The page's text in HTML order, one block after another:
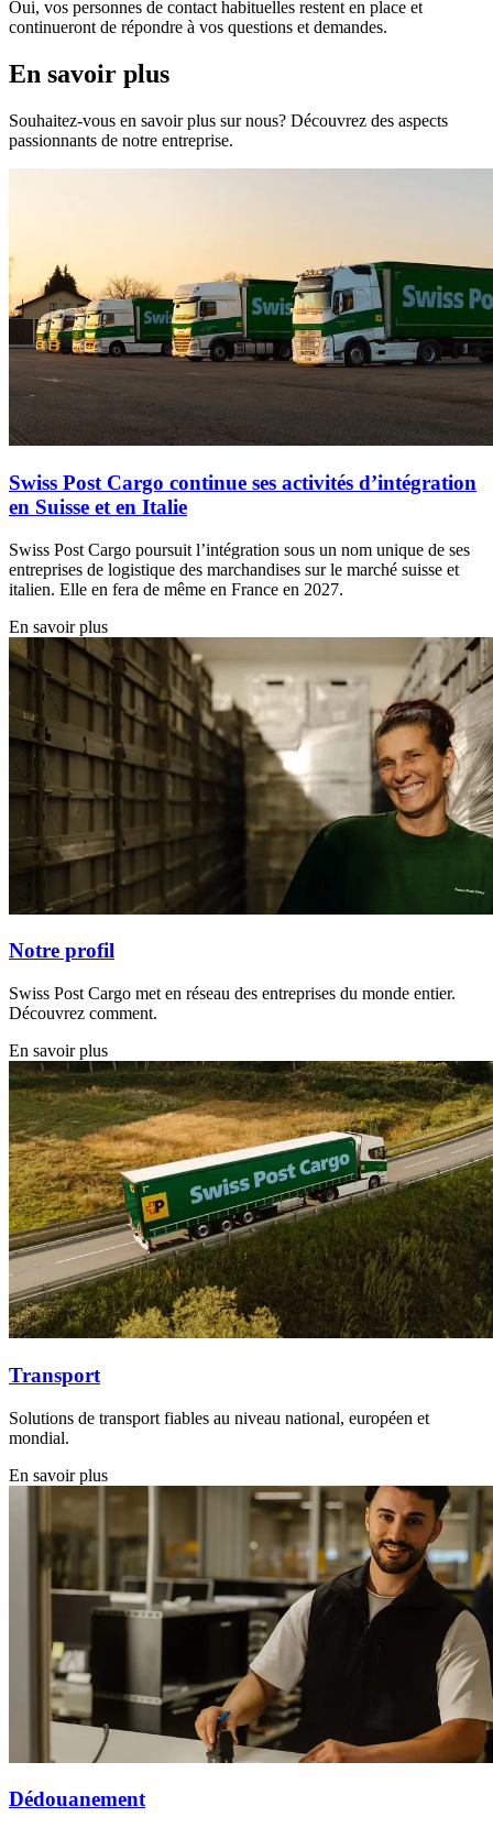
Oui, vos personnes de contact habituelles restent en place et
continueront de répondre à vos questions et demandes.
En savoir plus
Souhaitez-vous en savoir plus sur nous? Découvrez des aspects
passionnants de notre entreprise.
Swiss Post Cargo continue ses activités d’intégration
en Suisse et en Italie
Swiss Post Cargo poursuit l’intégration sous un nom unique de ses
entreprises de logistique des marchandises sur le marché suisse et
italien. Elle en fera de même en France en 2027.
En savoir plus
Notre profil
Swiss Post Cargo met en réseau des entreprises du monde entier.
Découvrez comment.
En savoir plus
Transport
Solutions de transport fiables au niveau national, européen et
mondial.
En savoir plus
Dédouanement